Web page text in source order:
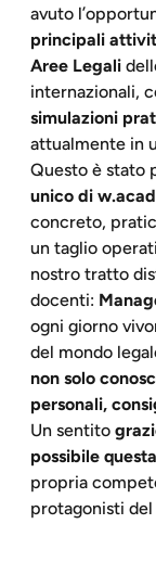
avuto
principali
Aree Legali
internazionali,
simulazioni
attualmente in
Questo è stato
unico di
concreto,
un taglio
nostro tratto
docenti:
ogni giorno
del mondo
non solo
personali,
Un sentito
possibile
propria
protagonisti del